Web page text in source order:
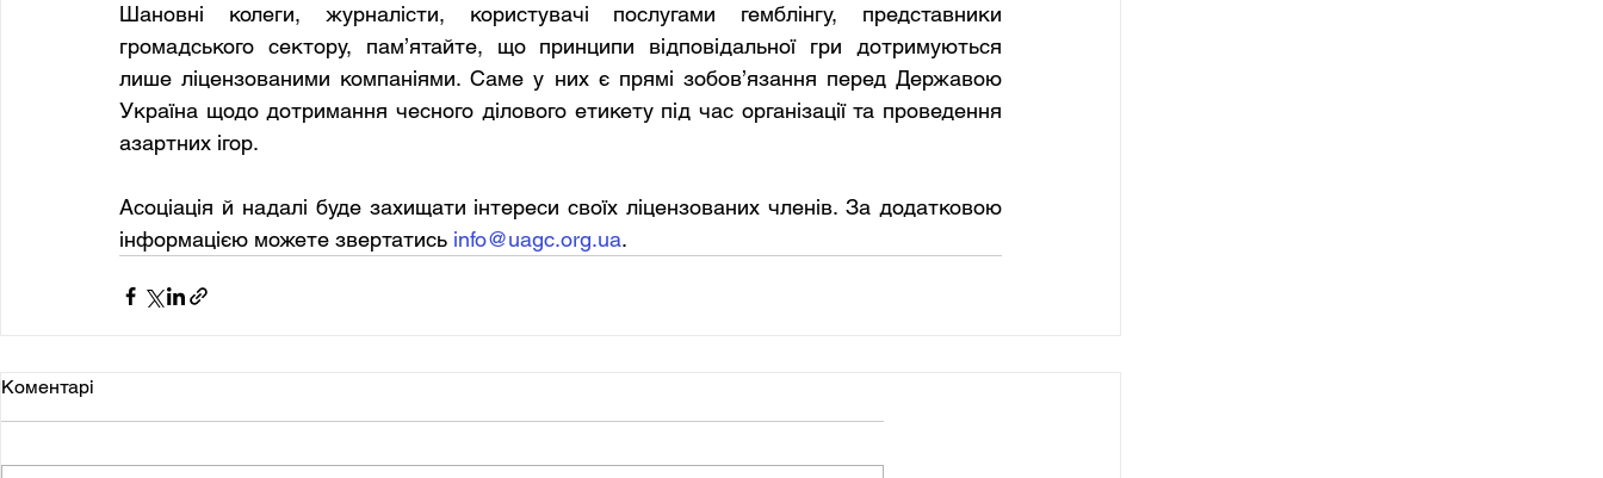
Шановні колеги, журналісти, користувачі послугами гемблінгу, представники
громадського сектору, пам’ятайте, що принципи відповідальної гри дотримуються
лише ліцензованими компаніями. Саме у них є прямі зобов’язання перед Державою
Україна щодо дотримання чесного ділового етикету під час організації та проведення
азартних ігор.
Асоціація й надалі буде захищати інтереси своїх ліцензованих членів. За додатковою
інформацією можете звертатись info@uagc.org.ua.
Коментарі